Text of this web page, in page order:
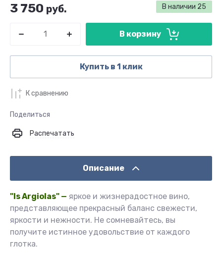
В наличии 25
3 750 руб.
В корзину
Купить в 1 клик
К сравнению
Поделиться
Распечатать
Описание
"Is Argiolas" — яркое и жизнерадостное вино,
представляющее прекрасный баланс свежести,
яркости и нежности. Не сомневайтесь, вы
получите истинное удовольствие от каждого
глотка.